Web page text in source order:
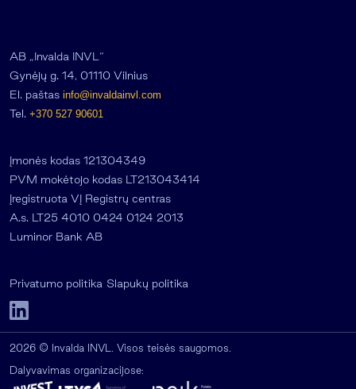
AB „Invalda INVL“
Gynėjų g. 14, 01110 Vilnius
El. paštas info@invaldainvl.com
Tel. +370 527 90601
Įmonės kodas 121304349
PVM mokėtojo kodas LT213043414
Įregistruota VĮ Registrų centras
A.s. LT25 4010 0424 0124 2013
Luminor Bank AB
Privatumo politika Slapukų politika
2026 © Invalda INVL. Visos teisės saugomos.
Dalyvavimas organizacijose: